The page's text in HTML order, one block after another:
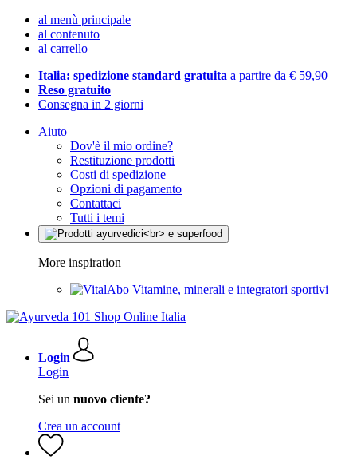
al menù principale
al contenuto
al carrello
Italia: spedizione standard gratuita a partire da € 59,90
Reso gratuito
Consegna in 2 giorni
Aiuto
Dov'è il mio ordine?
Restituzione prodotti
Costi di spedizione
Opzioni di pagamento
Contattaci
Tutti i temi
More inspiration
Vitamine, minerali e integratori sportivi
Login
Login
Sei un nuovo cliente?
Crea un account